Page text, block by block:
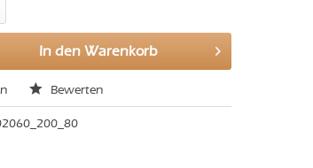
In den Warenkorb
Bewerten